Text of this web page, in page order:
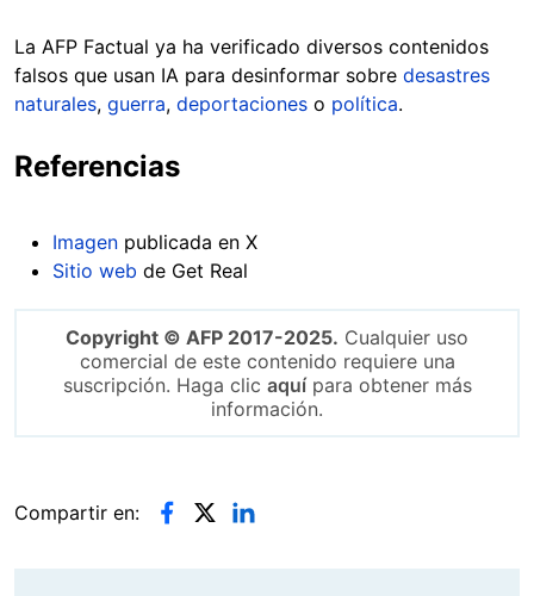
La AFP Factual ya ha verificado diversos contenidos
falsos que usan IA para desinformar sobre desastres
naturales, guerra, deportaciones o política.
Referencias
Imagen publicada en X
Sitio web de Get Real
Copyright © AFP 2017-2025. Cualquier uso
comercial de este contenido requiere una
suscripción. Haga clic aquípara obtener más
información.
Compartir en: